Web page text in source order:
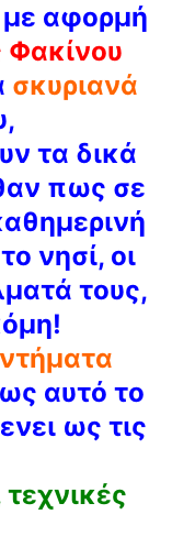
με αφορμή
Φακίνου
σκυριανά
τα δικά
πως σε
νησί, οι
τους,
αυτό το
ως τις